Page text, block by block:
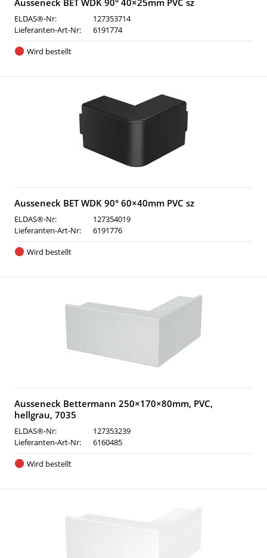
Ausseneck BET WDK 90° 40×25mm PVC sz
ELDAS®-Nr:
127353714
Lieferanten-Art-Nr:
6191774
Wird bestellt
Ausseneck BET WDK 90° 60×40mm PVC sz
ELDAS®-Nr:
127354019
Lieferanten-Art-Nr:
6191776
Wird bestellt
Ausseneck Bettermann 250×170×80mm, PVC,
hellgrau, 7035
ELDAS®-Nr:
127353239
Lieferanten-Art-Nr:
6160485
Wird bestellt